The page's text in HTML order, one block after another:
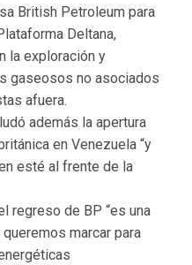
British Petroleum para
Deltana,
la exploración y
gaseosos no asociados
afuera.
además la apertura
en Venezuela “y
esté al frente de la
regreso de BP “es una
marcar para